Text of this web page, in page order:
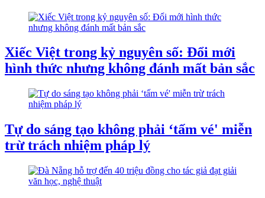
Xiếc Việt trong kỷ nguyên số: Đổi mới
hình thức nhưng không đánh mất bản sắc
Tự do sáng tạo không phải ‘tấm vé' miễn
trừ trách nhiệm pháp lý